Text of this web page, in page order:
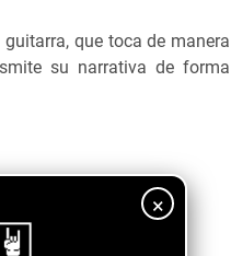
×
que toca de manera
su narrativa de forma